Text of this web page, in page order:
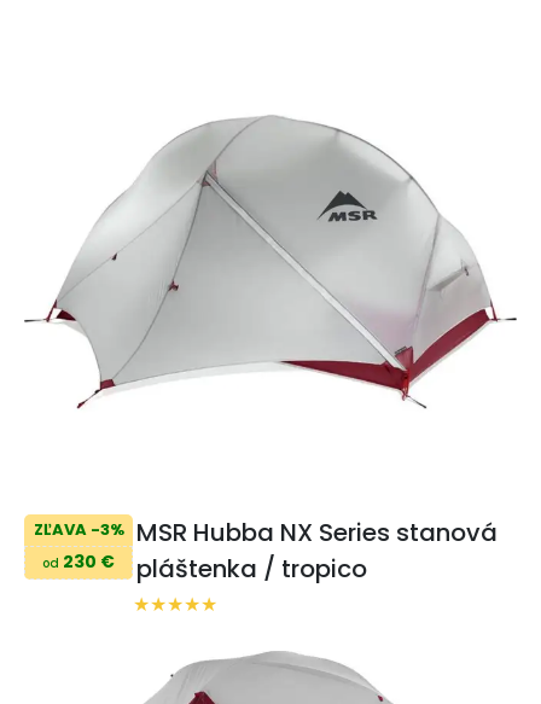
ZĽAVA -3%
od 230 €
MSR Hubba NX Series stanová
pláštenka / tropico